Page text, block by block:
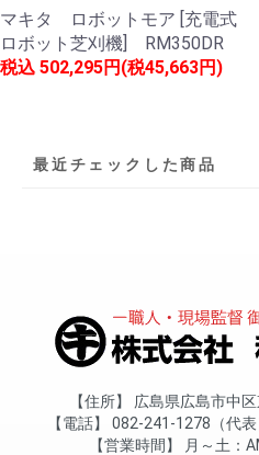
マキタ ロボットモア [充電式
ロボット芝刈機] RM350DR
税込 502,295円(税45,663円)
最近チェックした商品
住所
広島県広島市中
電話
082-241-1278（代表
営業時間
月～土